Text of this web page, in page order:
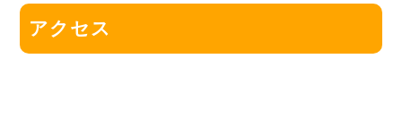
アクセス